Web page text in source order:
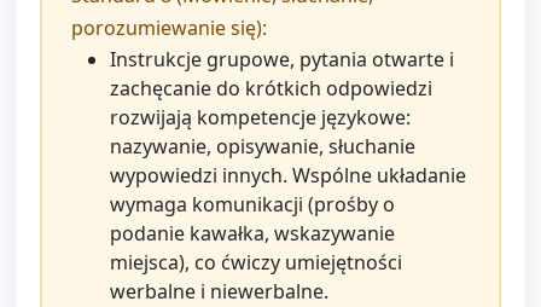
porozumiewanie się):
Instrukcje grupowe, pytania otwarte i
zachęcanie do krótkich odpowiedzi
rozwijają kompetencje językowe:
nazywanie, opisywanie, słuchanie
wypowiedzi innych. Wspólne układanie
wymaga komunikacji (prośby o
podanie kawałka, wskazywanie
miejsca), co ćwiczy umiejętności
werbalne i niewerbalne.